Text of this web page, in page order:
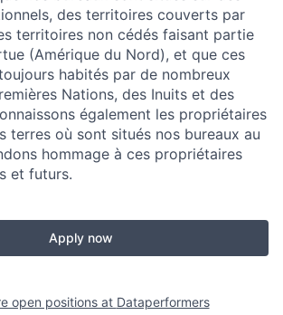
des territoires couverts par
territoires non cédés faisant partie
(Amérique du Nord), et que ces
habités par de nombreux
Nations, des Inuits et des
également les propriétaires
terres où sont situés nos bureaux au
hommage à ces propriétaires
et futurs.
Apply now
open positions at Dataperformers